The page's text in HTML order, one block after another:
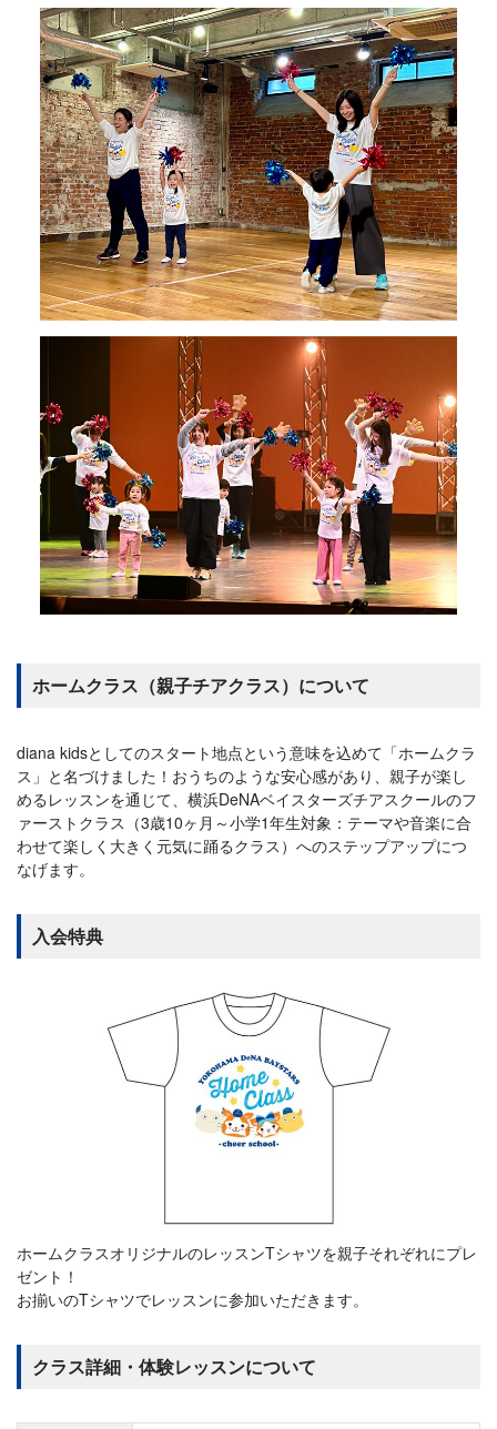
ホームクラス（親子チアクラス）について
diana kidsとしてのスタート地点という意味を込めて「ホームクラ
ス」と名づけました！おうちのような安心感があり、親子が楽し
めるレッスンを通じて、横浜DeNAベイスターズチアスクールのフ
ァーストクラス（3歳10ヶ月～小学1年生対象：テーマや音楽に合
わせて楽しく大きく元気に踊るクラス）へのステップアップにつ
なげます。
入会特典
ホームクラスオリジナルのレッスンTシャツを親子それぞれにプレ
ゼント！
お揃いのTシャツでレッスンに参加いただきます。
クラス詳細・体験レッスンについて